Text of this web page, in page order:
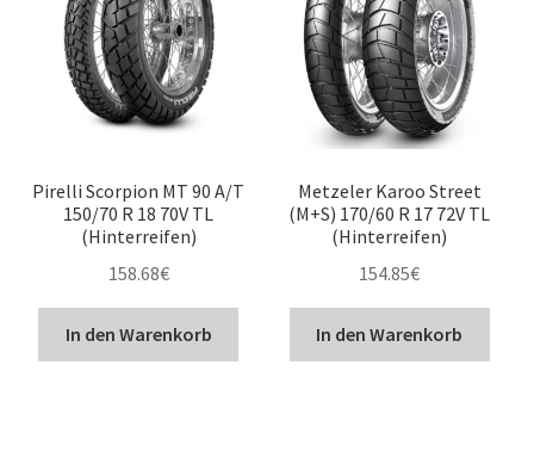
Pirelli Scorpion MT 90 A/T
150/70 R 18 70V TL
(Hinterreifen)
158.68€
In den Warenkorb
Metzeler Karoo Street
(M+S) 170/60 R 17 72V TL
(Hinterreifen)
154.85€
In den Warenkorb